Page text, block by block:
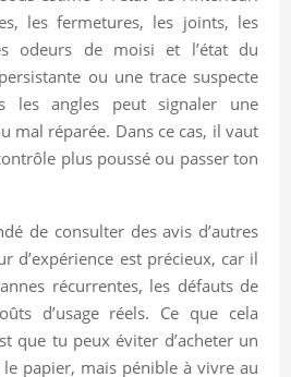
les fermetures, les joints, les
odeurs de moisi et l’état du
ou une trace suspecte
les angles peut signaler une
mal réparée. Dans ce cas, il vaut
plus poussé ou passer ton
de consulter des avis d’autres
d’expérience est précieux, car il
récurrentes, les défauts de
d’usage réels. Ce que cela
que tu peux éviter d’acheter un
papier, mais pénible à vivre au